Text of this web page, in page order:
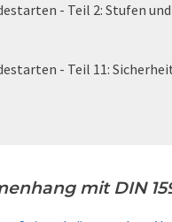
- Teil 2: Stufen
- Teil 11:
mit DIN